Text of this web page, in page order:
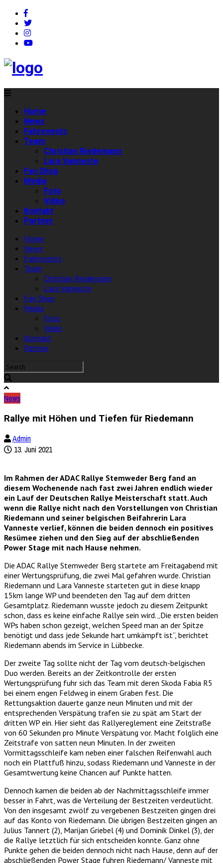
Home
News
Fahrevents
Team
Christian Riedemann
Lara Vanneste
Fan Shop
Media
Foto
Video
Kontakt
Partner
Home
News
Fahrevents
Team
Christian Riedemann
Lara Vanneste
Fan Shop
Media
Foto
Video
Kontakt
Partner
News
Rallye mit Höhen und Tiefen für Riedemann
Admin
13. Juni 2021
Im Rahmen der ADAC Rallye Stemweder Berg fand an
diesem Wochenende nach fast zwei Jahren endlich wieder
ein Lauf der Deutschen Rallye Meisterschaft statt. Auch
wenn die Rallye nicht nach den Vorstellungen von Christian
Riedemann und seiner belgischen Beifahrerin Lara
Vanneste verlief, können die beiden dennoch ein positives
Resümee ziehen und den Sieg auf der abschließenden
Power Stage mit nach Hause nehmen.
Die ADAC Rallye Stemweder Berg startete am Freitagabend mit
einer Wertungsprüfung, die zwei Mal gefahren wurde. Christian
Riedemann und Lara Vanneste starteten gut in diese knapp
15km lange WP und beendeten den Tag auf dem dritten
Gesamtplatz. Riedemann wusste jedoch zu diesem Zeitpunkt
schon, dass es keine einfache Rallye sein wird. „Die ersten beiden
WPs haben schon gezeigt, welchen Speed man an der Spitze
benötigt und dass jede Sekunde hart umkämpft ist“, berichtet
Riedemann abends im Service in Lübbecke.
Der zweite Tag sollte nicht der Tag vom deutsch-belgischen
Duo werden. Bereits an der Zeitkontrolle der ersten
Wertungsprüfung fuhr sich das Team mit deren Skoda Fabia R5
bei einem engen Feldweg in einem Graben fest. Die
Rettungsaktion dauerte ganze neun Minuten und mit der
entsprechenden Verspätung trafen sie zu spät am Start der
dritten WP ein. Hier sieht das Rallyereglement eine Zeitstraße
von 60 Sekunden pro Minute Verspätung vor. Macht folglich eine
Zeitstrafe von satten neun Minuten. In der zweiten
Vormittagsschleife kam neben einer falschen Reifenwahl auch
noch ein Plattfuß hinzu, sodass Riedemann und Vanneste in der
Gesamtwertung keine Chancen auf Punkte hatten.
Dennoch kamen die beiden ab der Nachmittagsschleife immer
besser in Fahrt, was die Verteilung der Bestzeiten verdeutlicht.
Von den insgesamt zwölf zu vergebenen Bestzeiten gingen drei
auf das Konto von Riedemann. Die übrigen Bestzeiten gingen an
Julius Tannert (2), Marijan Griebel (4) und Dominik Dinkel (3), der
die Rallye letztlich für sich entscheiden konnte. Ganz ohne
Punkte gehen die beiden dennoch nicht nach Hause, denn auf der
abschließenden Power Stage fuhren Riedemann/ Vanneste mit